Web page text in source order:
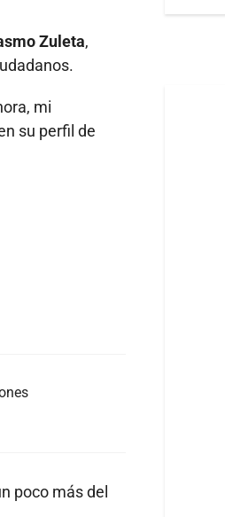
Zuleta,
mi
su perfil de
poco más del